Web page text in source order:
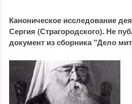
Каноническое исследование
Сергия (Страгородского). Не
документ из сборника "Дело